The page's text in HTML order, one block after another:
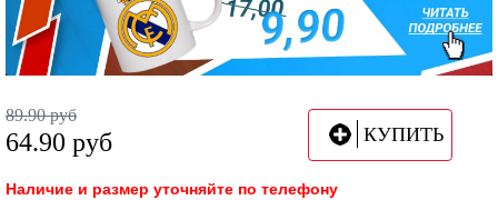
89.90 руб
64.90 руб КУПИТЬ
Наличие и размер уточняйте по телефону